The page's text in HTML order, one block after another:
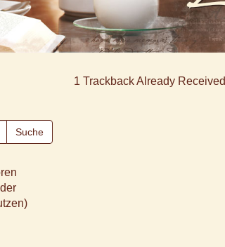
1 Trackback Already Received